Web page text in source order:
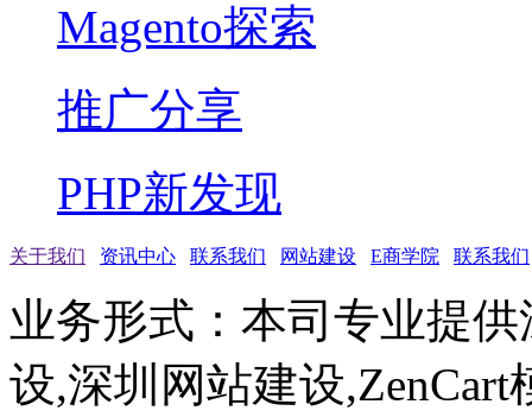
Magento探索
推广分享
PHP新发现
关于我们 资讯中心 联系我们 网站建设 E商学院 联系我们
业务形式：本司专业提
设,深圳网站建设,ZenCart